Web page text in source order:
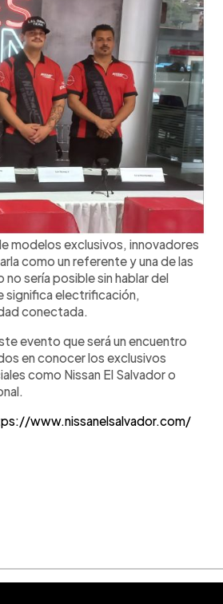
modelos exclusivos, innovadores
como un referente y una de las
sería posible sin hablar del
significa electrificación,
conectada.
evento que será un encuentro
en conocer los exclusivos
como Nissan El Salvador o
www.nissanelsalvador.com/